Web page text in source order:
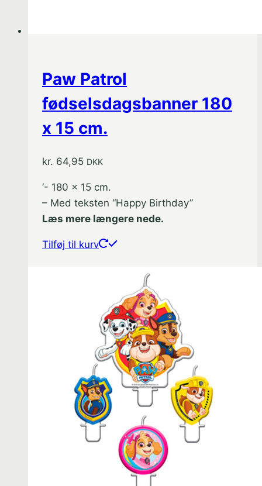
Paw Patrol
fødselsdagsbanner 180
x 15 cm.
kr. 64,95 DKK
‘- 180 x 15 cm.
– Med teksten “Happy Birthday”
Læs mere længere nede.
Tilføj til kurv